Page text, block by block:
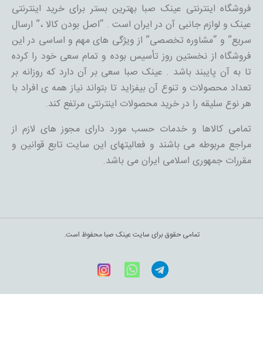
فروشگاه اینترنتی عینک صبا بهترین بستر برای خرید اینترنتی
عینک و لوازم جانبی آن در ایران است . “اصل بودن کالا ،” ارسال
سریع” و “مشاوره تخصصی” از ویژگی های مهم و اساسی در این
فروشگاه از نخستین روز تأسیس بوده و تمام سعی خود را کرده
تا به آن پایبند باشد . عینک صبا سعی بر آن دارد که روزانه بر
تعداد محصولات و تنوع آن بیفزاید تا بتواند نیاز همه ی افراد با
هر نوع سلیقه را در خرید محصولات اینترنتی مرتفع کند.
تمامی کالاها و خدمات حسب مورد دارای مجوز های لازم از
مراجع مربوطه می باشند و فعالیتهای این سایت تابع قوانین و
مقررات جمهوری اسلامی ایران می باشد.
تمامی حقوق برای سایت عینک صبا محفوظ است.
Telegram
WhatsApp
اینستاگرام